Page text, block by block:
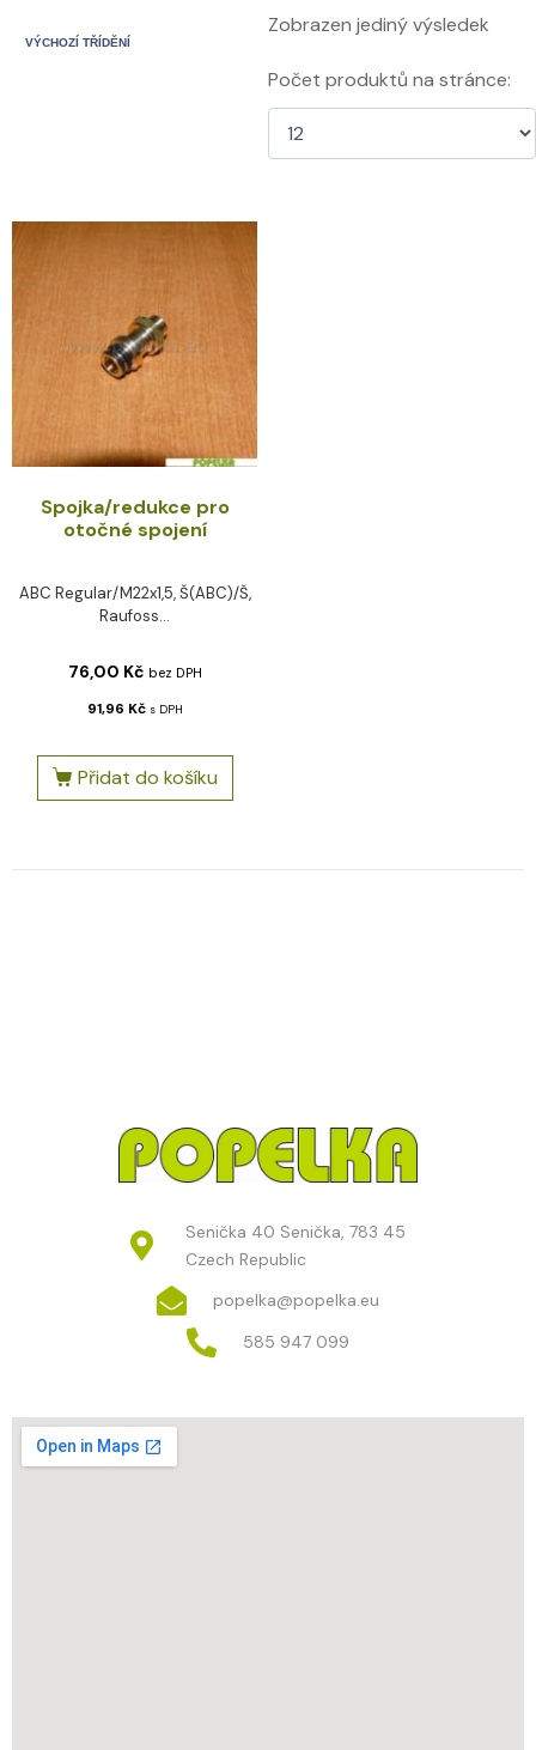
Zobrazen jediný výsledek
Počet produktů na stránce:
Spojka/redukce pro
otočné spojení
ABC Regular/M22x1,5, Š(ABC)/Š,
Raufoss...
76,00 Kč bez DPH
91,96 Kč s DPH
Přidat do košíku
Senička 40 Senička, 783 45
Czech Republic
popelka@popelka.eu
585 947 099